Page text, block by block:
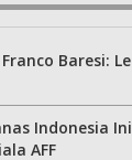
Baresi:
Indonesia
AFF